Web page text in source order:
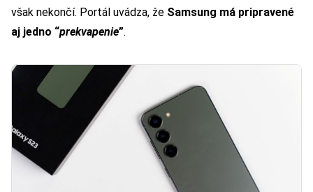
však nekončí. Portál uvádza, že Samsung má pripravené
aj jedno “prekvapenie”.